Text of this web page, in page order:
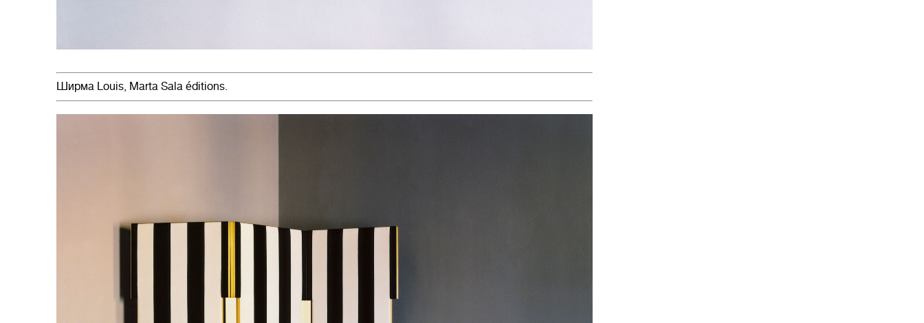
Ширма Louis, Marta Sala éditions.